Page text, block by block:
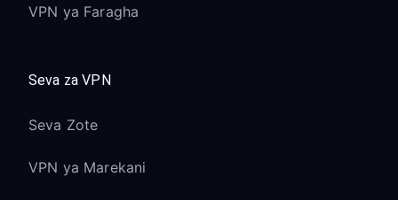
VPN ya Faragha
Seva za VPN
Seva Zote
VPN ya Marekani